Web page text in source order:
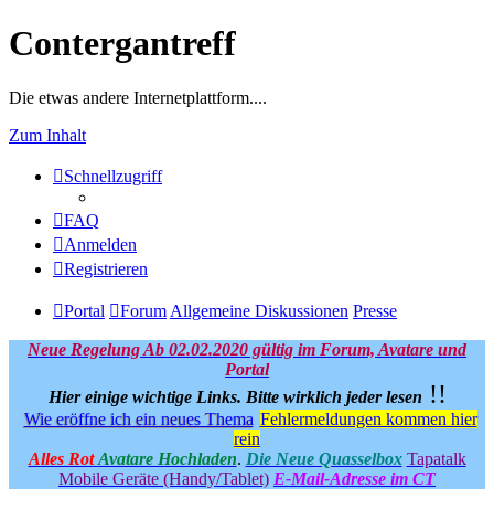
Contergantreff
Die etwas andere Internetplattform....
Zum Inhalt
Schnellzugriff
FAQ
Anmelden
Registrieren
Portal Forum Allgemeine Diskussionen Presse
Neue Regelung Ab 02.02.2020 gültig im Forum, Avatare und
Portal
Hier einige wichtige Links. Bitte wirklich jeder lesen !!
Wie eröffne ich ein neues Thema Fehlermeldungen kommen hier
rein
Alles Rot Avatare Hochladen. Die Neue Quasselbox Tapatalk
Mobile Geräte (Handy/Tablet) E-Mail-Adresse im CT